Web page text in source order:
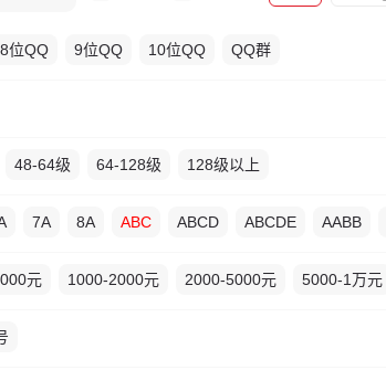
8位QQ 9位QQ 10位QQ QQ群
48-64级 64-128级 128级以上
7A 8A ABC ABCD ABCDE AABB
元 1000-2000元 2000-5000元 5000-1万元